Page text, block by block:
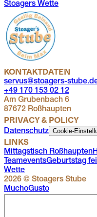
Stoagers Wette
KONTAKTDATEN
servus@stoagers-
+49 170 153 02 12
Am Grubenbach 6
87672 Roßhaupten
PRIVACY & POLICY
Datenschutz Cookie-
LINKS
Mittagstisch Roßhaupten
TeameventsGeburtstag
Wette
2026 © Stoagers Stube
MuchoGusto